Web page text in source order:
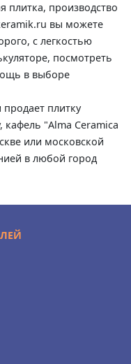
плитка, производство
вы можете
с легкостью
посмотреть
в выборе
плитку
кафель "Alma Ceramica
или московской
в любой город